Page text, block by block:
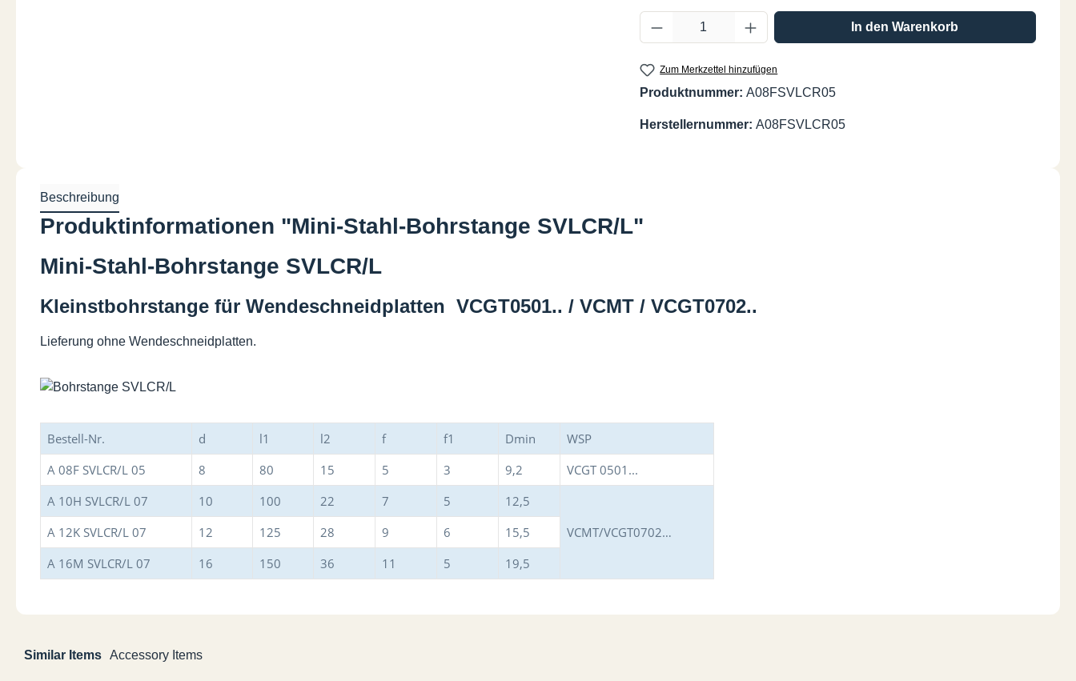
Produkt Anzahl: Gib den gewünschten Wert ein
In den Warenkorb
Zum Merkzettel hinzufügen
Produktnummer: A08FSVLCR05
Herstellernummer: A08FSVLCR05
Beschreibung
Produktinformationen "Mini-Stahl-Bohrstange SVLCR/L"
Mini-Stahl-Bohrstange SVLCR/L
Kleinstbohrstange für Wendeschneidplatten VCGT0501.. / VCMT / VCGT0702..
Lieferung ohne Wendeschneidplatten.
Bestell-Nr. d l1 l2 f f1 Dmin
WSP
A 08F SVLCR/L 05
8 80 15 5 3 9,2
VCGT 0501...
A 10H SVLCR/L 07
10 100 22 7 5
12,5
VCMT/VCGT0702…
A 12K SVLCR/L 07 12 125 28 9 6
15,5
A 16M SVLCR/L 07
16 150 36 11 5 19,5
Similar Items Accessory Items